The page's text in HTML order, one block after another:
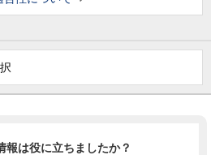
報は役に立ちましたか？